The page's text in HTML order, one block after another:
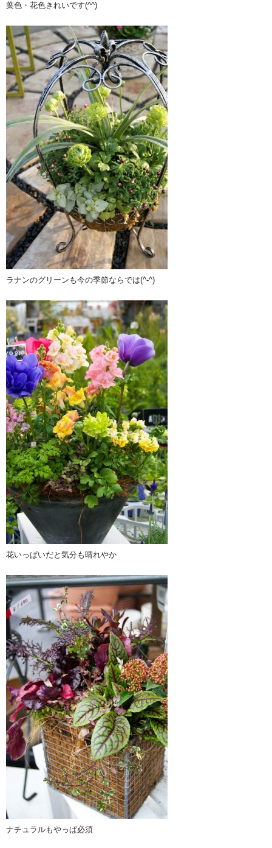
葉色・花色きれいです(^^)
ラナンのグリーンも今の季節ならでは(^-^)
花いっぱいだと気分も晴れやか
ナチュラルもやっぱ必須